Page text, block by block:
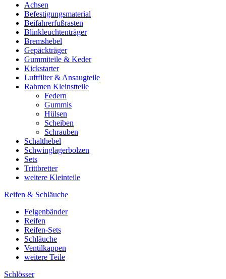
Achsen
Befestigungsmaterial
Beifahrerfußrasten
Blinkleuchtenträger
Bremshebel
Gepäckträger
Gummiteile & Keder
Kickstarter
Luftfilter & Ansaugteile
Rahmen Kleinstteile
Federn
Gummis
Hülsen
Scheiben
Schrauben
Schalthebel
Schwinglagerbolzen
Sets
Trittbretter
weitere Kleinteile
Reifen & Schläuche
Felgenbänder
Reifen
Reifen-Sets
Schläuche
Ventilkappen
weitere Teile
Schlösser